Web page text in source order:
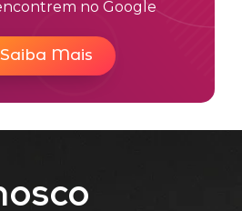
no Google
Saiba Mais